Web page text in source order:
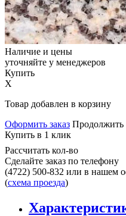
Наличие и цены
уточняйте у менеджеров
Купить
X
Товар добавлен в корзину
Оформить заказ Продолжить
Купить в 1 клик
Рассчитать кол-во
Сделайте заказ по телефону
(4722) 500-832 или в нашем
(схема проезда)